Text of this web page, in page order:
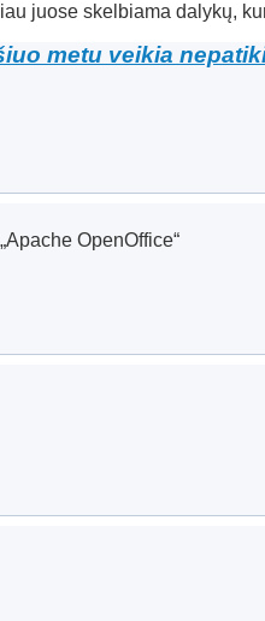
juose skelbiama dalykų,
metu veikia
OpenOffice“